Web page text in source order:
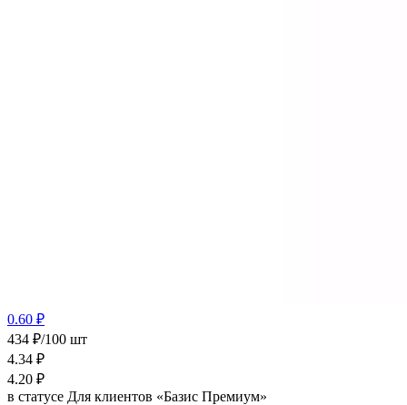
0.60 ₽
434 ₽/100 шт
4.34 ₽
4.20 ₽
в статусе Для клиентов «Базис Премиум»